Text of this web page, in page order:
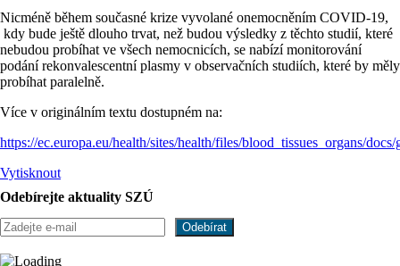
Nicméně během současné krize vyvolané onemocněním COVID-19,
kdy bude ještě dlouho trvat, než budou výsledky z těchto studií, které
nebudou probíhat ve všech nemocnicích, se nabízí monitorování
podání rekonvalescentní plasmy v observačních studiích, které by měly
probíhat paralelně.
Více v originálním textu dostupném na:
https://ec.europa.eu/health/sites/health/files/blood_tissues_organs/
Vytisknout
Odebírejte aktuality SZÚ